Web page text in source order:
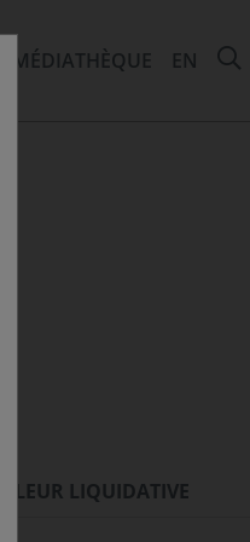
MÉDIATHÈQUE EN
VALEUR LIQUIDATIVE